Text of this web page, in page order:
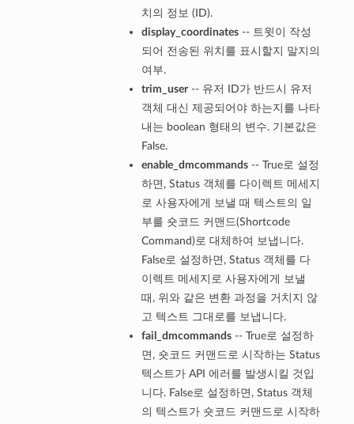
치의 정보 (ID).
display_coordinates-- 트윗이 작성
되어 전송된 위치를 표시할지 말지의
여부.
trim_user-- 유저 ID가 반드시 유저
객체 대신 제공되어야 하는지를 나타
내는 boolean 형태의 변수. 기본값은
False.
enable_dmcommands-- True로 설정
하면, Status 객체를 다이렉트 메세지
로 사용자에게 보낼 때 텍스트의 일
부를 숏코드 커맨드(Shortcode
Command)로 대체하여 보냅니다.
False로 설정하면, Status 객체를 다
이렉트 메세지로 사용자에게 보낼
때, 위와 같은 변환 과정을 거치지 않
고 텍스트 그대로를 보냅니다.
fail_dmcommands-- True로 설정하
면, 숏코드 커맨드로 시작하는 Status
텍스트가 API 에러를 발생시킬 것입
니다. False로 설정하면, Status 객체
의 텍스트가 숏코드 커맨드로 시작하